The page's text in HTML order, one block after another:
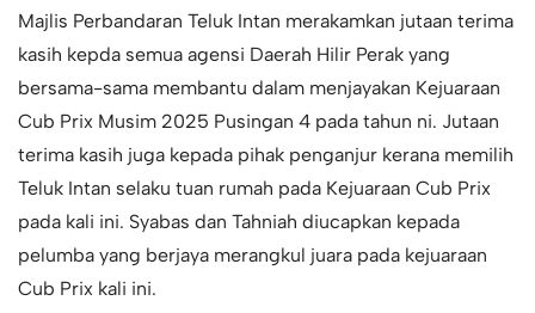
Majlis Perbandaran Teluk Intan merakamkan jutaan terima
kasih kepda semua agensi Daerah Hilir Perak yang
bersama-sama membantu dalam menjayakan Kejuaraan
Cub Prix Musim 2025 Pusingan 4 pada tahun ni. Jutaan
terima kasih juga kepada pihak penganjur kerana memilih
Teluk Intan selaku tuan rumah pada Kejuaraan Cub Prix
pada kali ini. Syabas dan Tahniah diucapkan kepada
pelumba yang berjaya merangkul juara pada kejuaraan
Cub Prix kali ini.